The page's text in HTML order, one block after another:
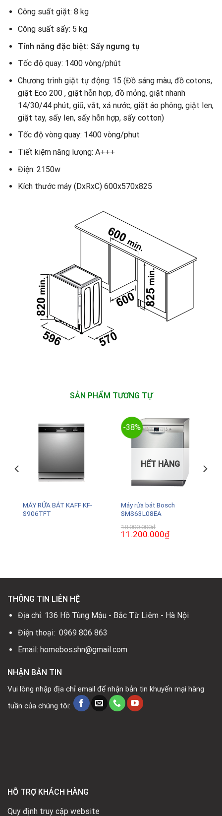
Công suất giặt: 8 kg
Công suất sấy: 5 kg
Tính năng đặc biệt: Sấy ngưng tụ
Tốc độ quay: 1400 vòng/phút
Chương trình giặt tự động: 15 (Đồ sáng màu, đồ cotons,
giặt Eco 200 , giặt hỗn hợp, đồ mỏng, giặt nhanh
14/30/44 phút, giũ, vắt, xả nước, giặt áo phông, giặt len,
giặt tay, sấy len, sấy hỗn hợp, sấy cotton)
Tốc độ vòng quay: 1400 vòng/phut
Tiết kiệm năng lượng: A+++
Điện: 2150w
Kích thước máy (DxRxC) 600x570x825
SẢN PHẨM TƯƠNG TỰ
MÁY RỬA BÁT KAFF KF-
S906TFT
-38%
HẾT HÀNG
Máy rửa bát Bosch
SMS63L08EA
18.000.000₫
Giá
gốc
11.200.000₫Giá
hiện
THÔNG TIN LIÊN HỆ
Địa chỉ: 136 Hồ Tùng Mậu - Bắc Từ Liêm - Hà Nội
Điện thoại: 0969 806 863
Email: homebosshn@gmail.com
NHẬN BẢN TIN
Vui lòng nhập địa chỉ email để nhận bản tin khuyến mại hàng
tuần của chúng tôi:
HỖ TRỢ KHÁCH HÀNG
Quy định truy cập website